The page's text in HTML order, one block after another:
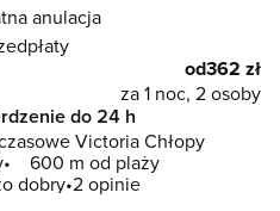
anulacja
od362 zł
za 1 noc, 2 osoby
do 24 h
Victoria Chłopy
600 m od plaży
dobry 2 opinie